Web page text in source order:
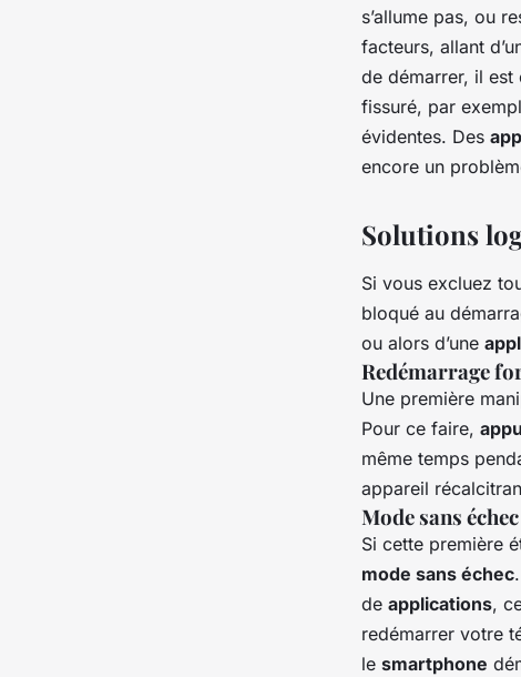
s’allume pas, ou
facteurs, allant
de démarrer, il
fissuré, par
évidentes. Des
encore un
Solutions
Si vous excluez
bloqué au
ou alors d’une
Redémarrage
Une première
Pour ce faire,
même temps
appareil
Mode sans échec
Si cette première
mode sans échec
de applications,
redémarrer votre
le smartphone